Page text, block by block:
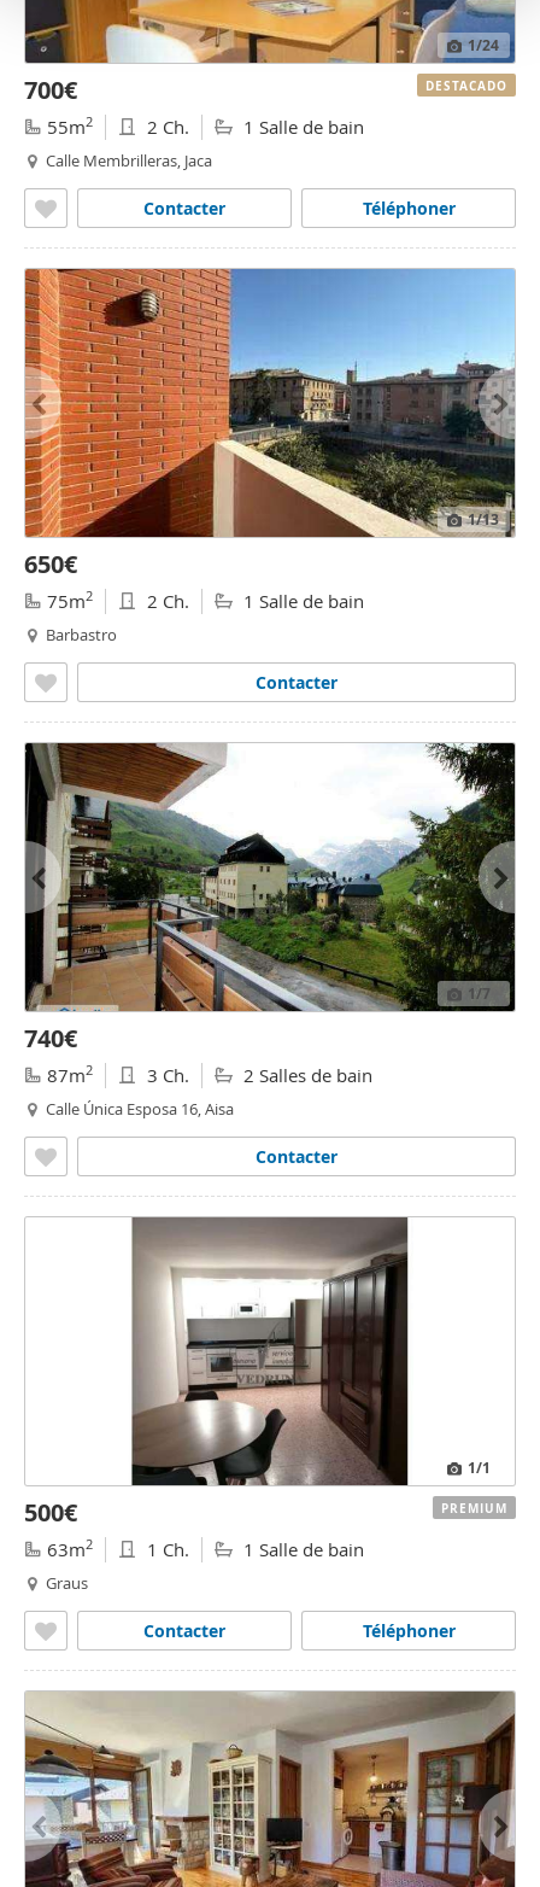
1/24
700€
55m2 2 Ch. 1 Salle de bain
Calle Membrilleras, Jaca
Téléphoner
Contacter
DESTACADO
1/13
650€
75m2 2 Ch. 1 Salle de bain
Barbastro
Contacter
1/7
740€
87m2 3 Ch. 2 Salles de bain
Calle Única Esposa 16, Aisa
Contacter
1/1
500€
63m2 1 Ch. 1 Salle de bain
Graus
Téléphoner
Contacter
PREMIUM